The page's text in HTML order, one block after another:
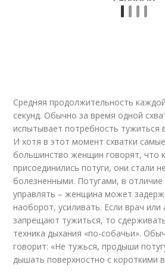
Средняя продолжительность
секунд. Обычно за время одной
испытывает потребность тужиться
И хотя в этот момент схватки
большинство женщин говорят, что
присоединились потуги, они стали
болезненными. Потугами, в
управлять – женщина может
наоборот, усиливать. Если врач
запрещают тужиться, то
техника дыхания «по-собачьи».
говорит: «Не тужься, продыши
дышать поверхностно с короткими